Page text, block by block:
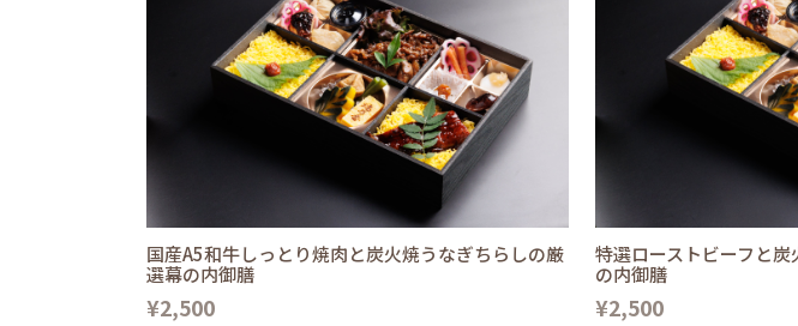
国産A5和牛しっとり焼肉と炭火焼うなぎちらしの厳
選幕の内御膳
¥2,500
特選ローストビーフと
の内御膳
¥2,500